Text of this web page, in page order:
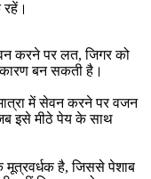
करने पर लत, जिगर को
बन सकती है।
में सेवन करने पर वजन
इसे मीठे पेय के साथ
मूत्रवर्धक है, जिससे पेशाब